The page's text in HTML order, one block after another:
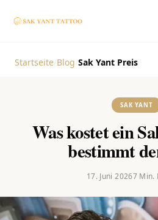
Startseite Blog Sak Yant Preis
SAK YANT
Was kostet ein
bestimmt
17. Juni 20267 Min.